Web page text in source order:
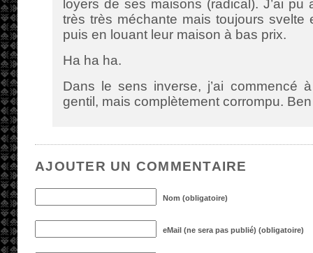
loyers de ses maisons (radical). J’ai
très très méchante mais toujours svelte
puis en louant leur maison à bas prix.
Ha ha ha.
Dans le sens inverse, j’ai commencé
gentil, mais complètement corrompu.
AJOUTER UN COMMENTAIRE
Nom (obligatoire)
eMail (ne sera pas publié) (obligatoire)